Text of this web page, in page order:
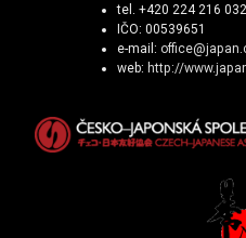
tel. +420 224 216 032
IČO: 00539651
e-mail:
web: http://